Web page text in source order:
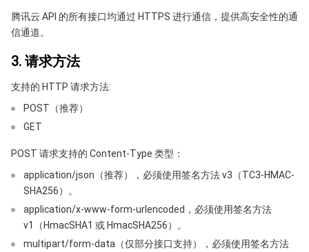
访问管理
配置审计
集团账号管理
控制中心
身份识别平台
云顾问 - 混沌演练
腾讯云超级应用服务
前端性能监控
Prometheus 监控服务
Grafana 可视化服务
事件总线
腾讯云健康看板
云顾问-Tencent RTC 云助手
云 API
软件产品生命周期公告
专有云软件
腾讯专有云PaaS平台 TCS
TDSQL
其他文档
渠道合作伙伴
账号相关
消息中心
控制台相关
大数据处理套件 TBDS
操作系统
TencentOS Server
腾讯云 API 的所有接口均通过 HTTPS 进行通信，提供高安全性的通
信通道。
3. 请求方法
支持的 HTTP 请求方法:
POST（推荐）
GET
POST 请求支持的 Content-Type 类型：
application/json（推荐），必须使用签名方法 v3（TC3-HMAC-
SHA256）。
application/x-www-form-urlencoded，必须使用签名方法
v1（HmacSHA1 或 HmacSHA256）。
multipart/form-data（仅部分接口支持），必须使用签名方法